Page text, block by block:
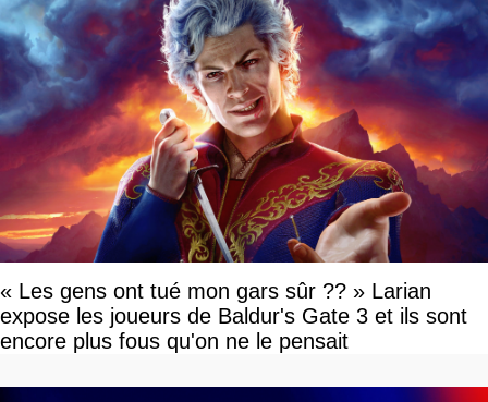
« Les gens ont tué mon gars sûr ?? » Larian
expose les joueurs de Baldur's Gate 3 et ils sont
encore plus fous qu'on ne le pensait